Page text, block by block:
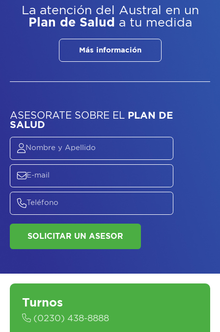
La atención del Austral
en un
Plan de Salud a tu medida
Más información
ASESORATE SOBREEL
SALUD
Turnos
(0230) 438-8888